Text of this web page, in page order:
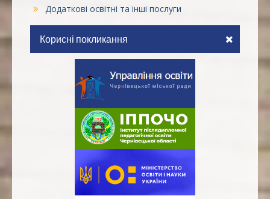
Додаткові освітні та інші послуги
Корисні покликання